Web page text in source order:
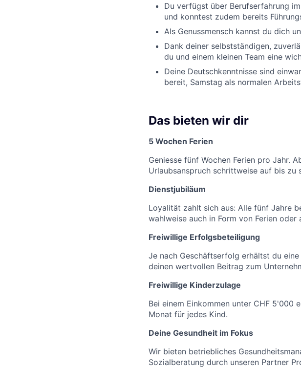
Du verfügst über Berufserfahrung
und konntest zudem bereits
Als Genussmensch kannst du dich
Dank deiner selbstständigen,
du und einem kleinen Team eine
Deine Deutschkenntnisse sind
bereit, Samstag als normalen
Das bieten wir dir
5 Wochen Ferien
Geniesse fünf Wochen Ferien pro Jahr.
Urlaubsanspruch schrittweise auf bis zu
Dienstjubiläum
Loyalität zahlt sich aus: Alle fünf Jahre
wahlweise auch in Form von Ferien oder
Freiwillige Erfolgsbeteiligung
Je nach Geschäftserfolg erhältst du
deinen wertvollen Beitrag zum
Freiwillige Kinderzulage
Bei einem Einkommen unter CHF 5'000
Monat für jedes Kind.
Deine Gesundheit im Fokus
Wir bieten betriebliches
Sozialberatung durch unseren Partner